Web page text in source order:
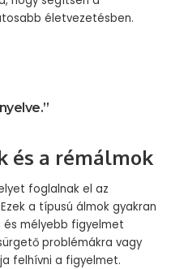
életvezetésben.
és a rémálmok
foglalnak el az
a típusú álmok gyakran
mélyebb figyelmet
problémákra vagy
felhívni a figyelmet.